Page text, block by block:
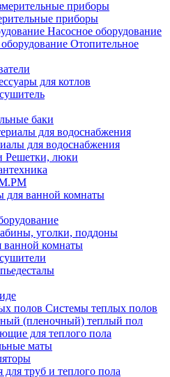
приборы
Насосное оборудование
Отопительное
для котлов
баки
для водоснабжения
Решетки, люки
для ванной комнаты
уголки, поддоны
ванной комнаты
Системы теплых полов
(пленочный) теплый пол
для теплого пола
маты